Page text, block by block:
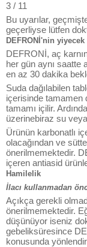
3 / 11
Bu uyarılar,
geçerliyse lütfen
DEFRONİ'nin
DEFRONİ, aç
her gün aynı saatte
en az 30 dakika
Suda dağılabilen
içerisinde tamamen
tamamı içilir.
üzerinebiraz su
Ürünün karbonatlı
olacağından ve
önerilmemektedir.
içeren antiasid
Hamilelik
İlacı kullanmadan
Açıkça gerekli
önerilmemektedir.
düşünüyor iseniz
gebeliksüresince
konusunda